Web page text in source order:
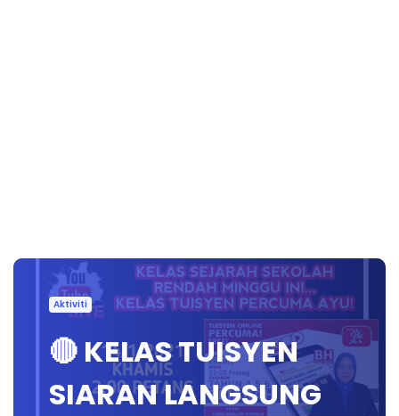
Aktiviti
🔴 KELAS TUISYEN
SIARAN LANGSUNG